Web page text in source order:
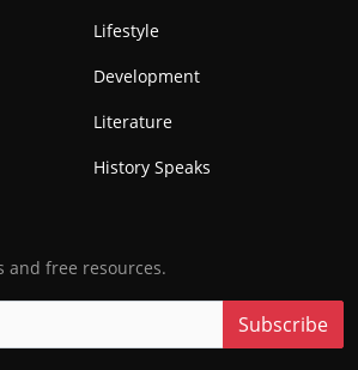
Lifestyle
Development
Literature
History Speaks
and free resources.
Subscribe